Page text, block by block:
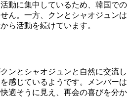
動に集中しているため、韓国での
ん。一方、クンとシャオジュンは
ら活動を続けています。
ンとシャオジュンと自然に交流し
感じているようです。メンバーは
適そうに見え、再会の喜びを分か